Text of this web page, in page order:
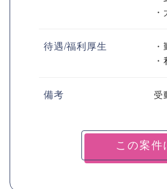
待遇/福利厚生
備考 受